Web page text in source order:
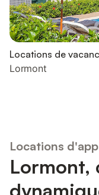
Locations de
Lormont
Locations
Lormont,